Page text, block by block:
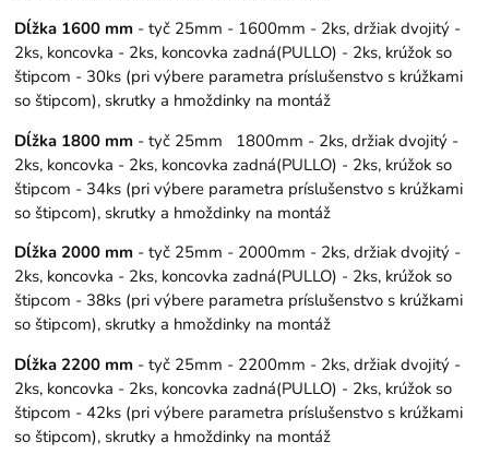
Dĺžka 1600 mm - tyč 25mm - 1600mm - 2ks, držiak dvojitý -
2ks, koncovka - 2ks, koncovka zadná(PULLO) - 2ks, krúžok so
štipcom - 30ks (pri výbere parametra príslušenstvo s krúžkami
so štipcom), skrutky a hmoždinky na montáž
Dĺžka 1800 mm - tyč 25mm 1800mm - 2ks, držiak dvojitý -
2ks, koncovka - 2ks, koncovka zadná(PULLO) - 2ks, krúžok so
štipcom - 34ks (pri výbere parametra príslušenstvo s krúžkami
so štipcom), skrutky a hmoždinky na montáž
Dĺžka 2000 mm - tyč 25mm - 2000mm - 2ks, držiak dvojitý -
2ks, koncovka - 2ks, koncovka zadná(PULLO) - 2ks, krúžok so
štipcom - 38ks (pri výbere parametra príslušenstvo s krúžkami
so štipcom), skrutky a hmoždinky na montáž
Dĺžka 2200 mm - tyč 25mm - 2200mm - 2ks, držiak dvojitý -
2ks, koncovka - 2ks, koncovka zadná(PULLO) - 2ks, krúžok so
štipcom - 42ks (pri výbere parametra príslušenstvo s krúžkami
so štipcom), skrutky a hmoždinky na montáž